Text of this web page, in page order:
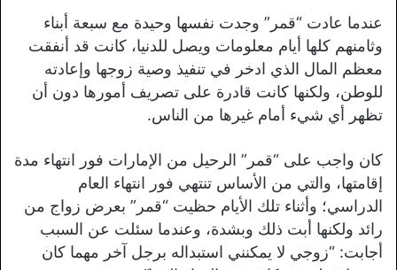
عندما عادت “قمر” وجدت نفسها وحيدة مع سبعة أبناء
وثامنهم كلها أيام معلومات ويصل للدنيا، كانت قد أنفقت
معظم المال الذي ادخر في تنفيذ وصية زوجها وإعادته
للوطن، ولكنها كانت قادرة على تصريف أمورها دون أن
تظهر أي شيء أمام غيرها من الناس.
كان واجب على “قمر” الرحيل من الإمارات فور انتهاء مدة
إقامتها، والتي من الأساس تنتهي فور انتهاء العام
الدراسي؛ وأثناء تلك الأيام حظيت “قمر” بعرض زواج من
رائد ولكنها أبت ذلك وبشدة، وعندما سئلت عن السبب
أجابت: “زوجي لا يمكنني استبداله برجل آخر مهما كان